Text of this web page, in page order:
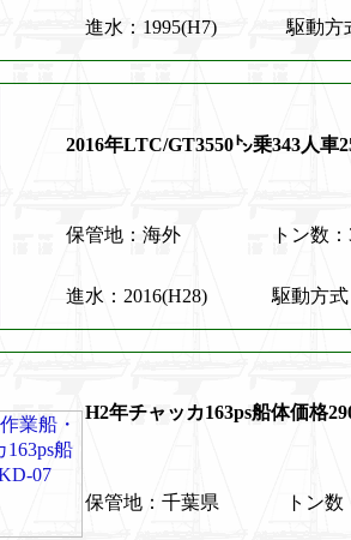
進水：1995(H7) 駆動方
2016年LTC/GT3550㌧乗343人車
保管地：海外 トン数
進水：2016(H28) 駆動方
H2年チャッカ163ps船体価格
保管地：千葉県 トン数